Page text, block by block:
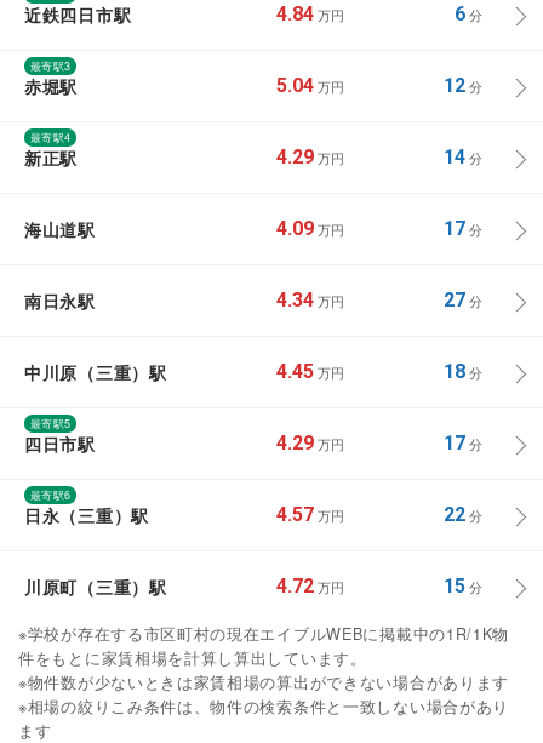
近鉄四日市駅 4.84 万円 6分
最寄駅3
赤堀駅 5.04 万円 12分
最寄駅4
新正駅 4.29 万円 14分
海山道駅 4.09 万円 17分
南日永駅 4.34 万円 27分
中川原（三重）駅 4.45 万円 18分
最寄駅5
四日市駅 4.29 万円 17分
最寄駅6
日永（三重）駅 4.57 万円 22分
川原町（三重）駅 4.72 万円 15分
※学校が存在する市区町村の現在エイブルWEBに掲載中の1R/1K物
件をもとに家賃相場を計算し算出しています。
※物件数が少ないときは家賃相場の算出ができない場合があります
※相場の絞りこみ条件は、物件の検索条件と一致しない場合があり
ます